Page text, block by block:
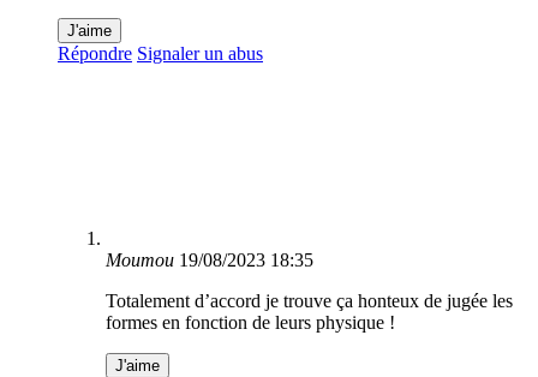
J'aime
Répondre Signaler un abus
Moumou 19/08/2023 18:35
Totalement d’accord je trouve ça honteux de jugée les
formes en fonction de leurs physique !
J'aime